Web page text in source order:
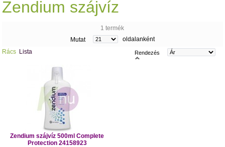
Zendium szájvíz
1 termék
Mutat
oldalanként
Rács Lista Rendezés
Zendium szájvíz 500ml Complete
Protection 24158923